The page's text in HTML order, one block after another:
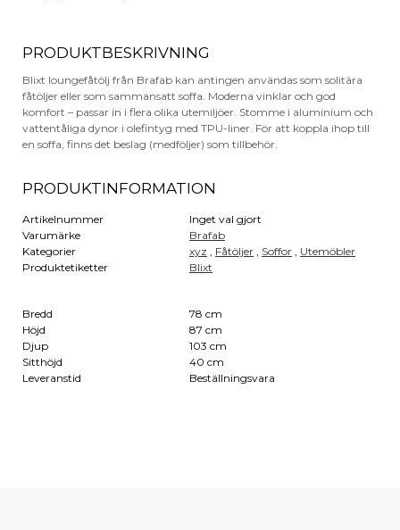
PRODUKTBESKRIVNING
Blixt loungefåtölj från Brafab kan antingen användas som solitära
fåtöljer eller som sammansatt soffa. Moderna vinklar och god
komfort – passar in i flera olika utemiljöer. Stomme i aluminium och
vattentåliga dynor i olefintyg med TPU-liner. För att koppla ihop till
en soffa, finns det beslag (medföljer) som tillbehör.
PRODUKTINFORMATION
Artikelnummer
Inget val gjort
Varumärke
Brafab
Kategorier
xyz Fåtöljer Soffor
Utemöbler
Produktetiketter
Blixt
Bredd
78 cm
Höjd
87 cm
Djup
103 cm
Sitthöjd
40 cm
Leveranstid
Beställningsvara